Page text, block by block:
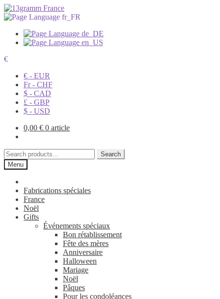
€
€ - EUR
Fr - CHF
$ - CAD
£ - GBP
$ - USD
0,00 € 0 article
Search
for:
Search
Menu
Fabrications spéciales
France
Noël
Gifts
Événements spéciaux
Bon rétablissement
Fête des mères
Anniversaire
Halloween
Mariage
Noël
Pâques
Pour les condoléances